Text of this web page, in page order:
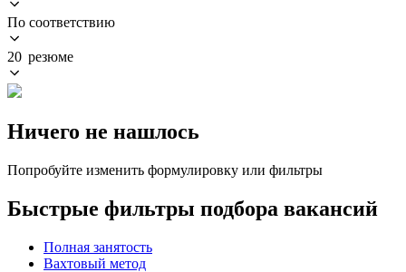
По соответствию
20 резюме
Ничего не нашлось
Попробуйте изменить формулировку или фильтры
Быстрые фильтры подбора вакансий
Полная занятость
Вахтовый метод